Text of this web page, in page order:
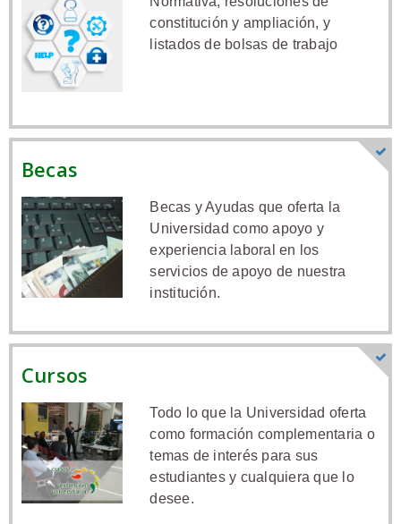
constitución y ampliación, y
listados de bolsas de trabajo
Becas
Becas y Ayudas que oferta la
Universidad como apoyo y
experiencia laboral en los
servicios de apoyo de nuestra
institución.
Cursos
Todo lo que la Universidad oferta
como formación complementaria o
temas de interés para sus
estudiantes y cualquiera que lo
desee.